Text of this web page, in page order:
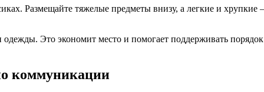
Размещайте тяжелые предметы внизу, а легкие и
Это экономит место и помогает поддерживать
коммуникации